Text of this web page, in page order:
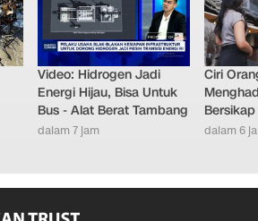
Video: Hidrogen Jadi
Energi Hijau, Bisa Untuk
Bus - Alat Berat Tambang
dalam 7 jam
Ciri
dalam 6